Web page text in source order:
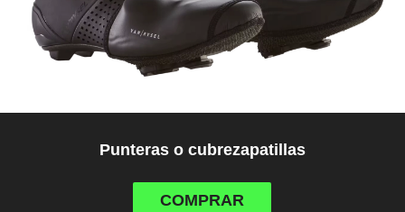
Punteras o cubrezapatillas
COMPRAR